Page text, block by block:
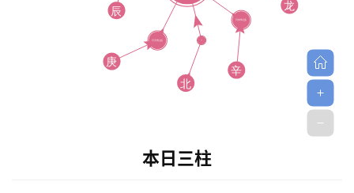
本日三柱